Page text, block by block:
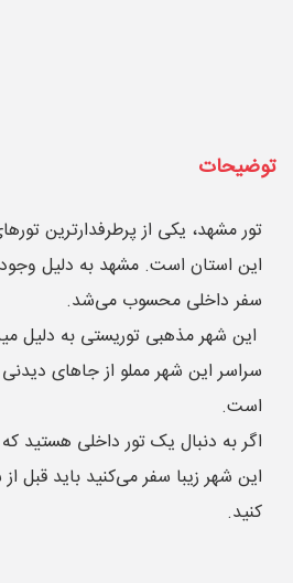
توضیحات
تور مشهد، یکی از پرطرفدارترین
این استان است. مشهد به دلیل وجود
سفر داخلی محسوب می‌شد.
این شهر مذهبی توریستی به دلیل
سراسر این شهر مملو از جاهای
است.
اگر به دنبال یک تور داخلی هستید
این شهر زیبا سفر می‌کنید باید قبل
کنید.